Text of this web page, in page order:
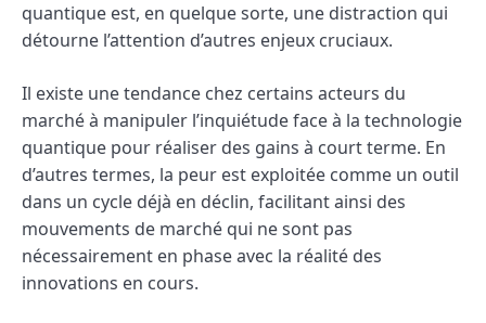
quantique est, en quelque sorte, une distraction qui
détourne l’attention d’autres enjeux cruciaux.
Il existe une tendance chez certains acteurs du
marché à manipuler l’inquiétude face à la technologie
quantique pour réaliser des gains à court terme. En
d’autres termes, la peur est exploitée comme un outil
dans un cycle déjà en déclin, facilitant ainsi des
mouvements de marché qui ne sont pas
nécessairement en phase avec la réalité des
innovations en cours.